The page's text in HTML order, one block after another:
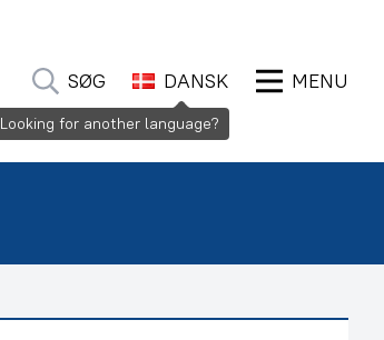
SØG DANSK MENU
Looking for another language?